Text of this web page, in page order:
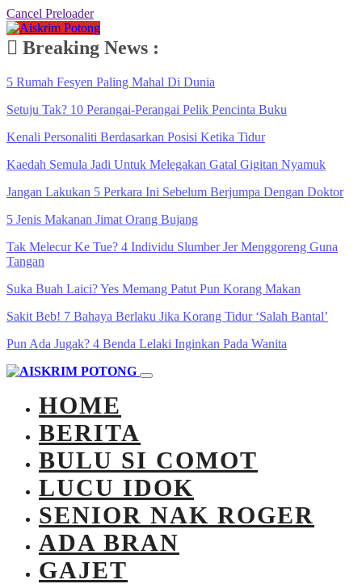
Cancel Preloader
Breaking News :
5 Rumah Fesyen Paling Mahal Di Dunia
Setuju Tak? 10 Perangai-Perangai Pelik Pencinta Buku
Kenali Personaliti Berdasarkan Posisi Ketika Tidur
Kaedah Semula Jadi Untuk Melegakan Gatal Gigitan Nyamuk
Jangan Lakukan 5 Perkara Ini Sebelum Berjumpa Dengan Doktor
5 Jenis Makanan Jimat Orang Bujang
Tak Melecur Ke Tue? 4 Individu Slumber Jer Menggoreng Guna
Tangan
Suka Buah Laici? Yes Memang Patut Pun Korang Makan
Sakit Beb! 7 Bahaya Berlaku Jika Korang Tidur ‘Salah Bantal’
Pun Ada Jugak? 4 Benda Lelaki Inginkan Pada Wanita
HOME
BERITA
BULU SI COMOT
LUCU IDOK
SENIOR NAK ROGER
ADA BRAN
GAJET